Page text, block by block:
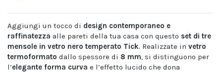
Aggiungi un tocco di design contemporaneo e
raffinatezza alle pareti della tua casa con questo set di tre
mensole in vetro nero temperato Tick. Realizzate in vetro
termoformato dallo spessore di 8 mm, si distinguono per
l’elegante forma curva e l’effetto lucido che dona